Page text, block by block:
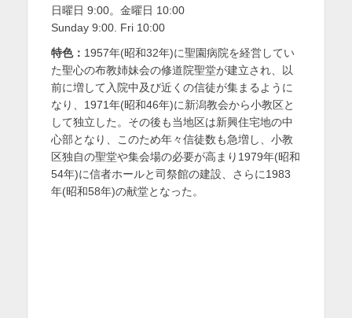
日曜日 9:00。金曜日 10:00
Sunday 9:00. Fri 10:00
特色： 1957年(昭和32年)に聖園病院を経営してい
た聖心の布教姉妹会の修道院聖堂が建立され、以
前に増して入院中及び近くの信徒が集まるように
なり、1971年(昭和46年)に新潟教会から小教区と
して独立した。その後も当地区は新興住宅地の中
心部となり、このため年々信徒数も急増し、小教
区独自の聖堂や集会場の必要が高まり1979年(昭和
54年)に信者ホールと司祭館の建設、さらに1983
年(昭和58年)の献堂となった。